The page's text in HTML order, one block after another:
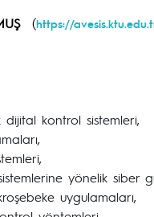
(https://
kontrol sistemleri,
yönelik siber
uygulamaları,